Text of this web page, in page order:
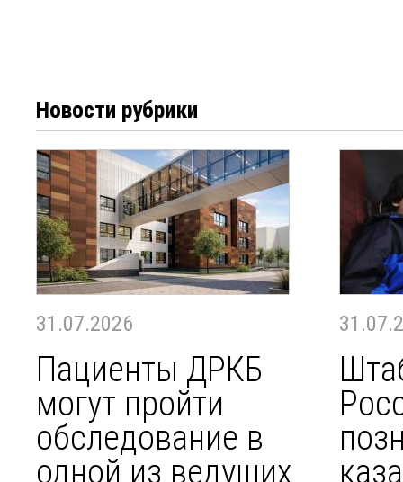
Новости рубрики
31.07.2026
Пациенты ДРКБ
могут пройти
обследование в
одной из ведущих